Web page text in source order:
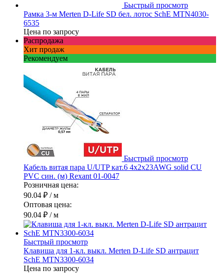
Быстрый просмотр
Рамка 3-м Merten D-Life SD бел. лотос SchE MTN4030-
6535
Цена по запросу
Распродажа
Хит продаж
Рекомендуем
Быстрый просмотр
Кабель витая пара U/UTP кат.6 4х2х23AWG solid CU
PVC син. (м) Rexant 01-0047
Розничная цена:
90.04 ₽ / м
Оптовая цена:
90.04 ₽ / м
Быстрый просмотр
Клавиша для 1-кл. выкл. Merten D-Life SD антрацит
SchE MTN3300-6034
Цена по запросу